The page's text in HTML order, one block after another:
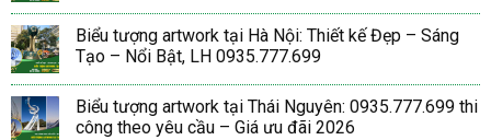
Biểu tượng artwork tại Hà Nội: Thiết kế Đẹp – Sáng
Tạo – Nổi Bật, LH 0935.777.699
Biểu tượng artwork tại Thái Nguyên: 0935.777.699 thi
công theo yêu cầu – Giá ưu đãi 2026